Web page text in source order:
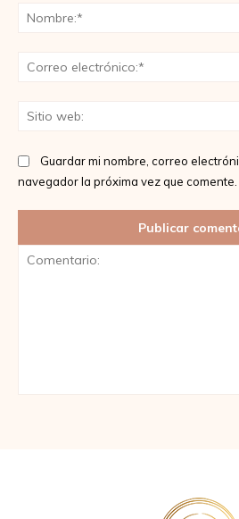
Guardar mi nombre, correo
navegador la próxima vez que comente.